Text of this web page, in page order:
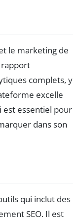
le marketing de
complets, y
excelle
est essentiel pour
dans son
qui inclut des
SEO. Il est